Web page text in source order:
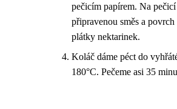
pečicím papírem. Na
připravenou směs a
plátky nektarinek.
Koláč dáme péct do
180°C. Pečeme asi 35